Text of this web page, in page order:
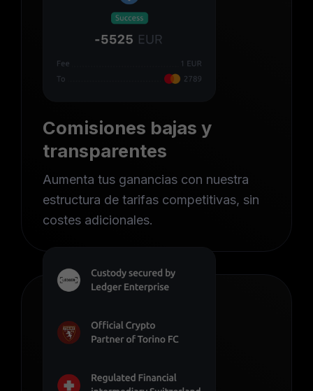
Comisiones bajas y
transparentes
Aumenta tus ganancias con nuestra
estructura de tarifas competitivas, sin
costes adicionales.